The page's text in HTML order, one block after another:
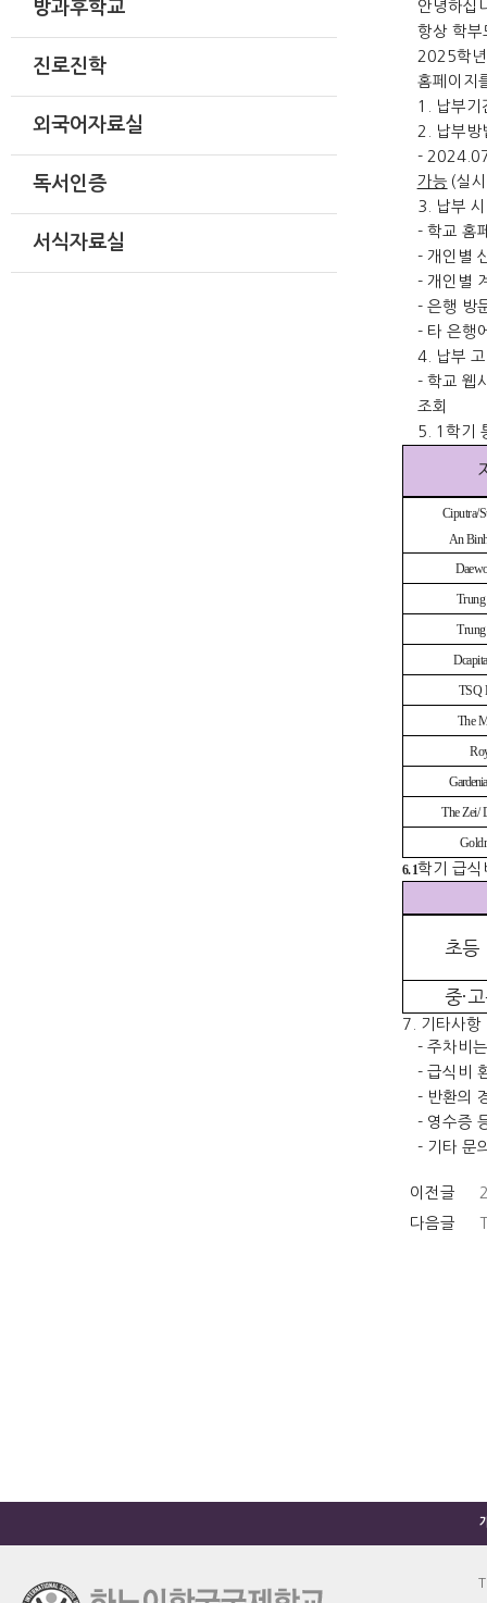
방과후학교
진로진학
외국어자료실
독서인증
서식자료실
안녕하십
항상 학부
2 025학
홈페이지
1.
납부기
2.
납부
-
가능 (실
3.
납부
- 학교 홈
- 개인별
- 개인별
- 은행 방
- 타 은행
4.
납부
- 학교 웹
조회
5. 1 학기
Ciputra/
An
TSQ
The
The Zei/
6. 1학기 급식
초등
중·
7. 기타사항
- 주차비
- 급식비
- 반환의
- 영수증
- 기타 문
이전글
다음글